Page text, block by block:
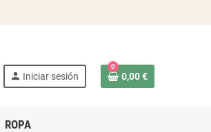
person Iniciar sesión
0
0,00 €
ROPA